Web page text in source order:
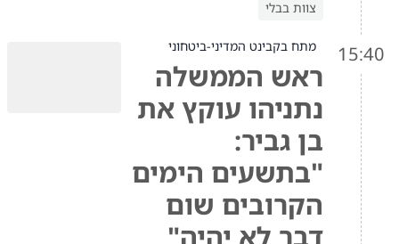
צוות בבלי
15:40 מתח בקבינט המדיני-ביטחוני
ראש הממשלה
נתניהו עוקץ את
בן גביר:
"בתשעים הימים
הקרובים שום
דבר לא יהיה"